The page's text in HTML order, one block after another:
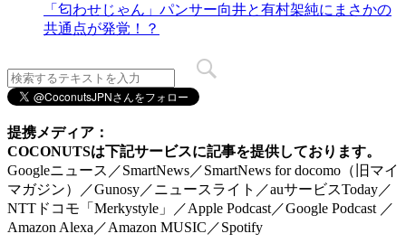
「匂わせじゃん」パンサー向井と有村架純にまさかの
共通点が発覚！？
提携メディア：
COCONUTSは下記サービスに記事を提供しております。
Googleニュース／SmartNews／SmartNews for docomo（旧マイ
マガジン）／Gunosy／ニュースライト／auサービスToday／
NTTドコモ「Merkystyle」／Apple Podcast／Google Podcast ／
Amazon Alexa／Amazon MUSIC／Spotify